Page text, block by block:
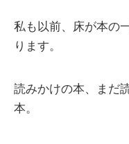
私も以前、床が本の
ります。
読みかけの本、まだ
本。